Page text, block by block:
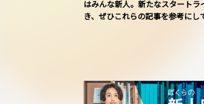
はみんな新人。新たなスタート
き、ぜひこれらの記事を参考にし